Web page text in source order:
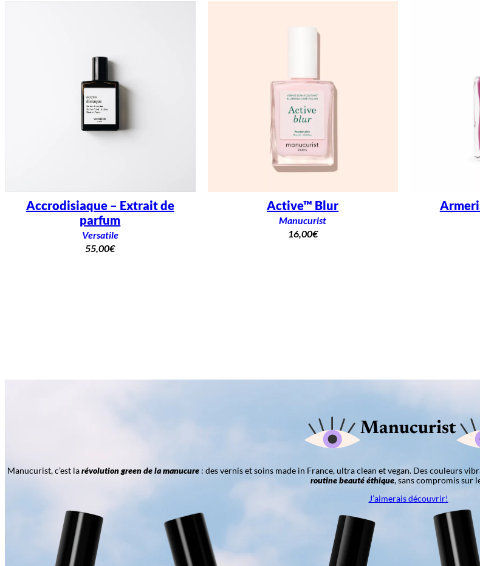
Accrodisiaque – Extrait de
parfum
Versatile
55,00€
Active™ Blur
Manucurist
16,00€
Manucurist
Manucurist, c’est larévolution green de la manucure: des vernis et soins made in France, ultra clean et vegan. Des couleurs
routine beauté éthique, sans compromis sur
J’aimerais découvrir!